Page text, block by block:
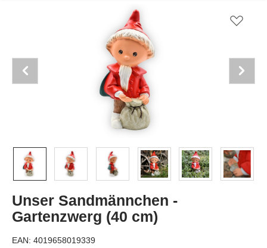
Unser Sandmännchen -
Gartenzwerg (40 cm)
EAN: 4019658019339